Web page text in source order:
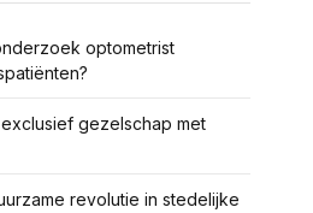
optometrist
gezelschap met
revolutie in stedelijke